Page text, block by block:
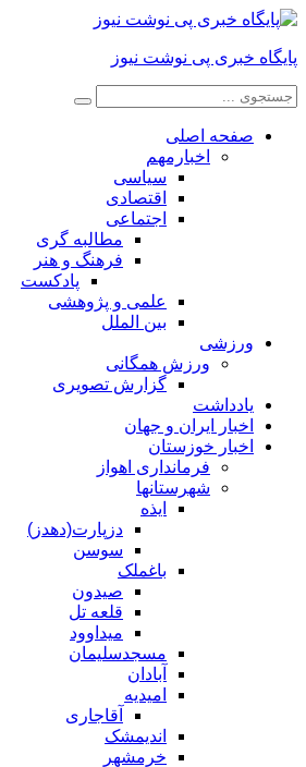
پایگاه خبری پی نوشت نیوز
صفحه اصلی
اخبارمهم
سیاسی
اقتصادی
اجتماعی
مطالبه گری
فرهنگ و هنر
پادکست
علمی و پژوهشی
بین الملل
ورزشی
ورزش همگانی
گزارش تصویری
یادداشت
اخبار ایران و جهان
اخبار خوزستان
فرمانداری اهواز
شهرستانها
ایذه
دزپارت(دهدز)
سوسن
باغملک
صیدون
قلعه تل
میداوود
مسجدسلیمان
آبادان
امیدیه
آقاجاری
اندیمشک
خرمشهر